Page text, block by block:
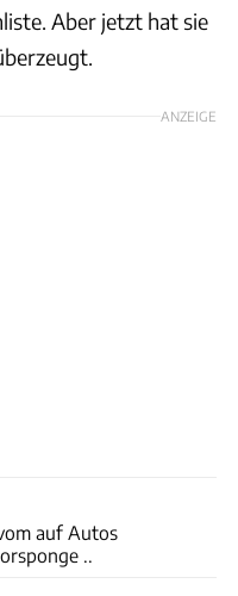
Aber jetzt hat sie
ANZEIGE
auf Autos
..